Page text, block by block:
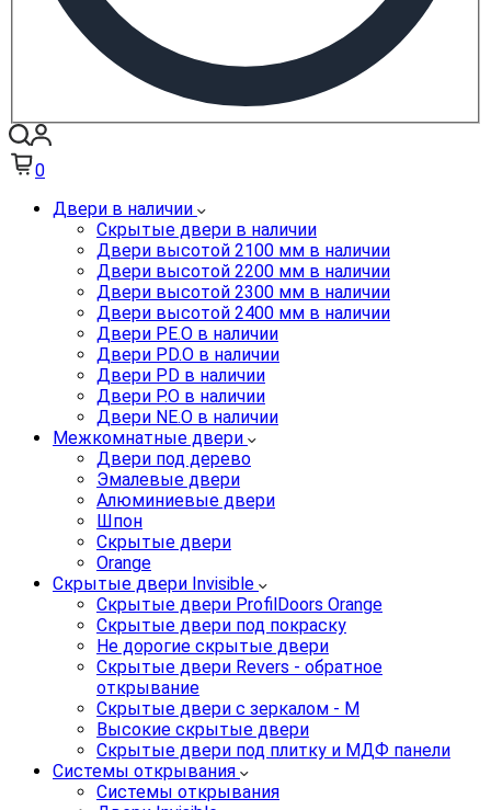
0
Двери в наличии
Скрытые двери в наличии
Двери высотой 2100 мм в наличии
Двери высотой 2200 мм в наличии
Двери высотой 2300 мм в наличии
Двери высотой 2400 мм в наличии
Двери PE.O в наличии
Двери PD.O в наличии
Двери PD в наличии
Двери P.O в наличии
Двери NE.O в наличии
Межкомнатные двери
Двери под дерево
Эмалевые двери
Алюминиевые двери
Шпон
Скрытые двери
Orange
Скрытые двери Invisible
Скрытые двери ProfilDoors Orange
Скрытые двери под покраску
Не дорогие скрытые двери
Скрытые двери Revers - обратное
открывание
Скрытые двери с зеркалом - M
Высокие скрытые двери
Скрытые двери под плитку и МДФ панели
Системы открывания
Системы открывания